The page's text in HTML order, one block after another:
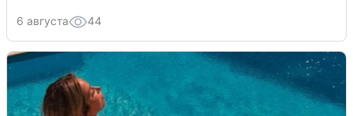
6 августа 44